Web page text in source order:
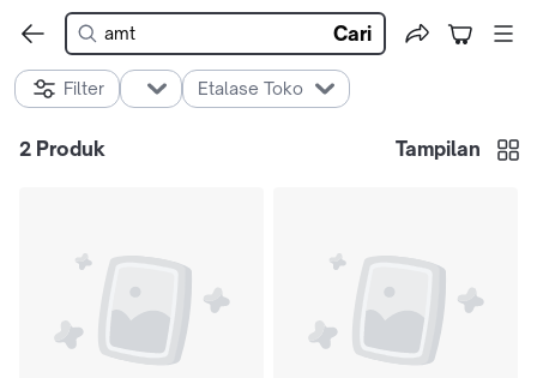
Cari
Filter Etalase Toko
2 Produk Tampilan